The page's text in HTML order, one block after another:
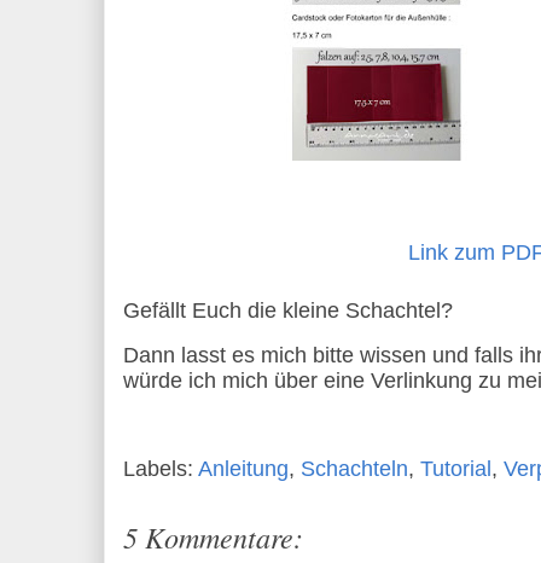
Link zum
Gefällt Euch die kleine Schachtel?
Dann lasst es mich bitte wissen und falls
würde ich mich über eine Verlinkung zu
Labels: Anleitung, Schachteln, Tutorial,
5 Kommentare: